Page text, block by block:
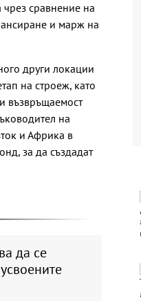
чрез сравнение на
и марж на
други локации
на строеж, като
възвръщаемост
на
и Африка в
за да създадат
да се
Спипаха четирима